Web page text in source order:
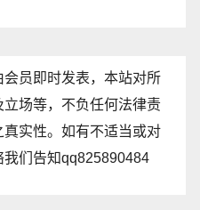
员即时发表，本站对所
场等，不负任何法律责
实性。如有不适当或对
们告知qq825890484